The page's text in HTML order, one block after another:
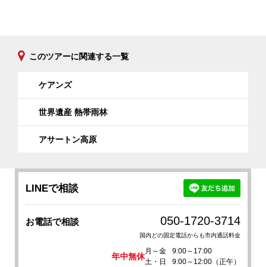
このツアーに関連する一覧
ケアンズ
世界遺産 熱帯雨林
アサートン高原
LINEで相談
お電話で相談 050-1720-3714
国内どの固定電話からも市内通話料金
年中無休
月～金
9:00～17:00
土・日
9:00～12:00（正午）